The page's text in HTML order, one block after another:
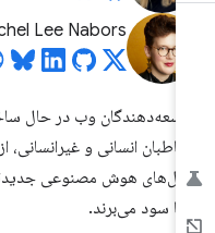
Rachel Lee Nabors
وب در حال ساخت
انسانی و غیرانسانی، از
هوش مصنوعی جدیدترین
سود می‌برند.